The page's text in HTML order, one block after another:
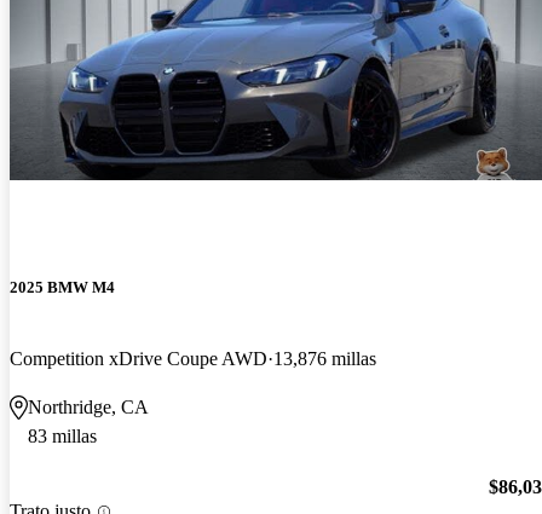
2025 BMW M4
Competition xDrive Coupe AWD 13,876 millas
Northridge, CA
83 millas